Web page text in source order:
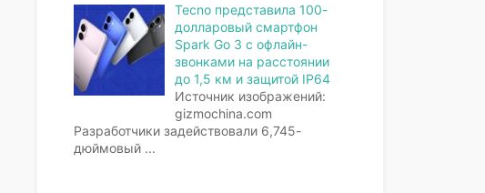
Tecno представила 100-
долларовый смартфон
Spark Go 3 с офлайн-
звонками на расстоянии
до 1,5 км и защитой IP64
Источник изображений:
gizmochina.com
Разработчики задействовали 6,745-
дюймовый ...